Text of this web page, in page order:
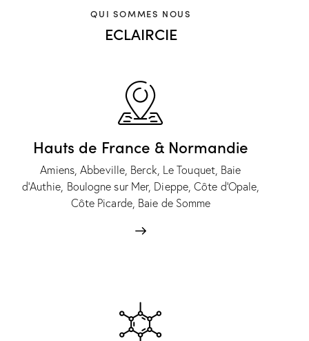
QUI SOMMES NOUS
ECLAIRCIE
Hauts de France & Normandie
Amiens, Abbeville, Berck, Le Touquet, Baie
d'Authie, Boulogne sur Mer, Dieppe, Côte d'Opale,
Côte Picarde, Baie de Somme